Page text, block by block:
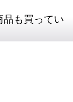
品も買ってい